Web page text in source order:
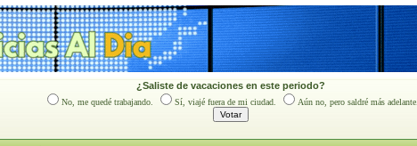
¿Saliste de vacaciones en este periodo?
No, me quedé trabajando. Sí, viajé fuera de mi ciudad. Aún no, pero saldré más adelante.